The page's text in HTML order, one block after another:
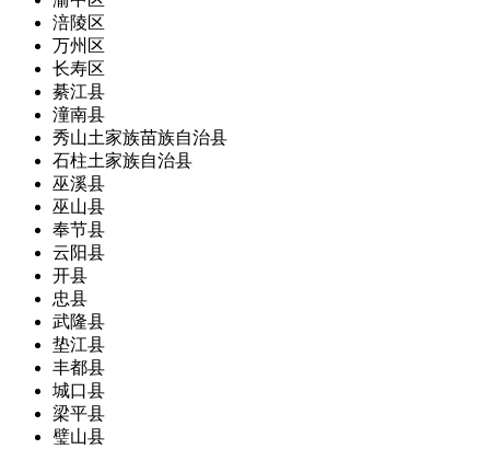
涪陵区
万州区
长寿区
綦江县
潼南县
秀山土家族苗族自治县
石柱土家族自治县
巫溪县
巫山县
奉节县
云阳县
开县
忠县
武隆县
垫江县
丰都县
城口县
梁平县
璧山县